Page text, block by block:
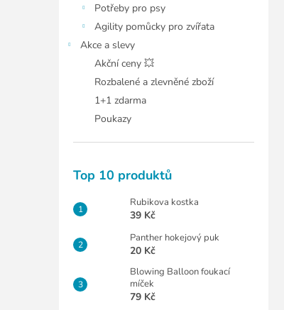
Potřeby pro psy
Agility pomůcky pro zvířata
Akce a slevy
Akční ceny 💥
Rozbalené a zlevněné zboží
1+1 zdarma
Poukazy
Top 10 produktů
Rubikova kostka
39 Kč
Panther hokejový puk
20 Kč
Blowing Balloon foukací
míček
79 Kč